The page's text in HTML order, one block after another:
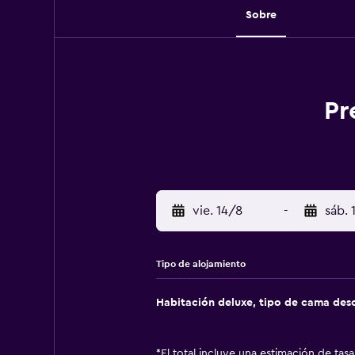
Sobre
vie. 14/8 - sáb.
Tipo de alojamiento
Habitación deluxe, tipo de cama